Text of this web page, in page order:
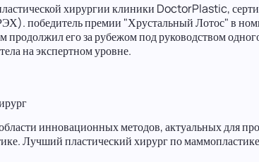
хирургии клиники DoctorPlastic,
победитель премии "Хрустальный Лотос" в
продолжил его за рубежом под руководством
на экспертном уровне.
инновационных методов, актуальных для
Лучший пластический хирург по